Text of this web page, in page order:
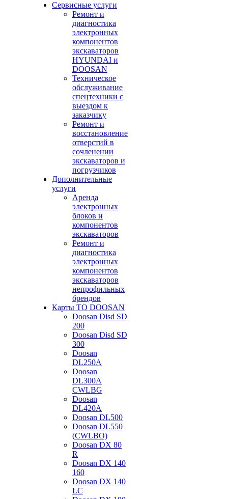
Сервисные услуги
Ремонт и
диагностика
электронных
компонентов
экскаваторов
HYUNDAI и
DOOSAN
Техническое
обслуживание
спецтехники с
выездом к
заказчику
Ремонт и
восстановление
отверстий в
сочленении
экскаваторов и
погрузчиков
Дополнительные
услуги
Аренда
электронных
блоков и
компонентов
экскаваторов
Ремонт и
диагностика
электронных
компонентов
экскаваторов
непрофильных
брендов
Карты ТО DOOSAN
Doosan Disd SD
200
Doosan Disd SD
300
Doosan
DL250A
Doosan
DL300A
CWLBG
Doosan
DL420A
Doosan DL500
Doosan DL550
(CWLBO)
Doosan DX 80
R
Doosan DX 140
160
Doosan DX 140
LC